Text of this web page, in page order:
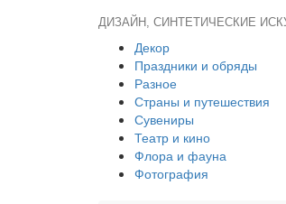
ДИЗАЙН, СИНТЕТИЧЕСКИЕ
Декор
Праздники и обряды
Разное
Страны и путешествия
Сувениры
Театр и кино
Флора и фауна
Фотография